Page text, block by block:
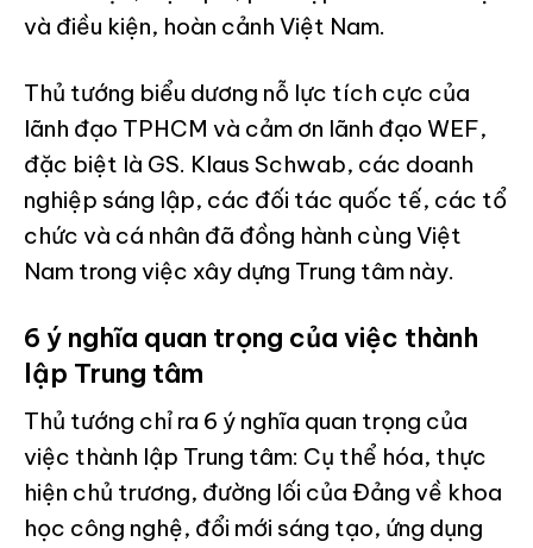
và điều kiện, hoàn cảnh Việt Nam.
Thủ tướng biểu dương nỗ lực tích cực của
lãnh đạo TPHCM và cảm ơn lãnh đạo WEF,
đặc biệt là GS. Klaus Schwab, các doanh
nghiệp sáng lập, các đối tác quốc tế, các tổ
chức và cá nhân đã đồng hành cùng Việt
Nam trong việc xây dựng Trung tâm này.
6 ý nghĩa quan trọng của việc thành
lập Trung tâm
Thủ tướng chỉ ra 6 ý nghĩa quan trọng của
việc thành lập Trung tâm: Cụ thể hóa, thực
hiện chủ trương, đường lối của Đảng về khoa
học công nghệ, đổi mới sáng tạo, ứng dụng